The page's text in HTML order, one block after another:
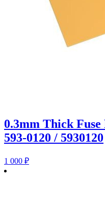
0.3mm Thick
593-0120 / 5930120
1 000 ₽